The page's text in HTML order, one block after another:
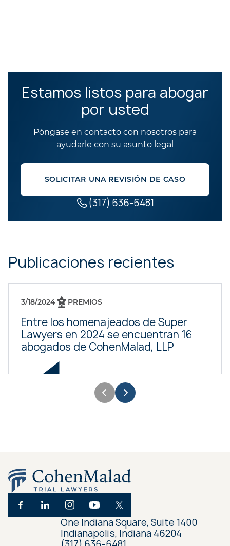
Estamos listos para abogar
por usted
Póngase en contacto con nosotros para
ayudarle con su asunto legal
SOLICITAR UNA REVISIÓN DE CASO
(317) 636-6481
Publicaciones recientes
3/18/2024 PREMIOS
Entre los homenajeados de Super
Lawyers en 2024 se encuentran 16
abogados de CohenMalad, LLP
One Indiana Square, Suite 1400
Indianapolis, Indiana 46204